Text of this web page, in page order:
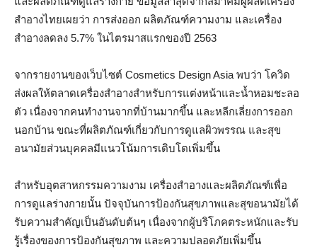
สำอางไทยเผยว่า การส่งออก ผลิตภัณฑ์ความงาม และเครื่อง
สำอางลดลง 5.7% ในไตรมาสแรกของปี 2563
จากรายงานของเว็บไซต์ Cosmetics Design Asia พบว่า โควิด
ส่งผลให้ตลาดเครื่องสําอางสําหรับการแต่งหน้าและน้ำหอมชะลอ
ตัว เนื่องจากคนทํางานจากที่บ้านมากขึ้น และหลีกเลี่ยงการออก
นอกบ้าน ขณะที่ผลิตภัณฑ์เกี่ยวกับการดูแลผิวพรรณ และสุข
อนามัยส่วนบุคคลมีแนวโน้มการเติบโตเพิ่มขึ้น
สำหรับอุตสาหกรรมความงาม เครื่องสำอางและผลิตภัณฑ์เพื่อ
การดูแลร่างกายนั้น ปัจจุบันการป้องกันสุขภาพและสุขอนามัยได้
รับความสำคัญเป็นอันดับต้นๆ เนื่องจากผู้บริโภคตระหนักและรับ
รู้เรื่องของการป้องกันสุขภาพ และความปลอดภัยเพิ่มขึ้น